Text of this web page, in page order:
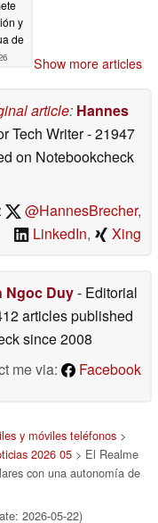
y
de
Show more articles
article: Hannes
Tech Writer- 21947
on Notebookcheck
@HannesBrecher,
LinkedIn, Xing
Ngoc Duy- Editorial
articles published
since 2008
me via:
Facebook
y móviles teléfonos >
2026 05 > El Realme
con una autonomía de
2026-05-22)